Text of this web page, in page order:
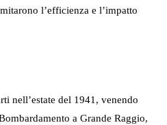
l’efficienza e l’impatto
nell’estate del 1941, venendo
a Grande Raggio,